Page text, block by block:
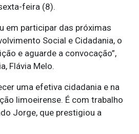
feira (8).
em participar das próximas
Social e Cidadania, o
e aguarde a convocação”,
Flávia Melo.
uma efetiva cidadania e na
limoeirense. É com trabalho
Jorge, que prestigiou a